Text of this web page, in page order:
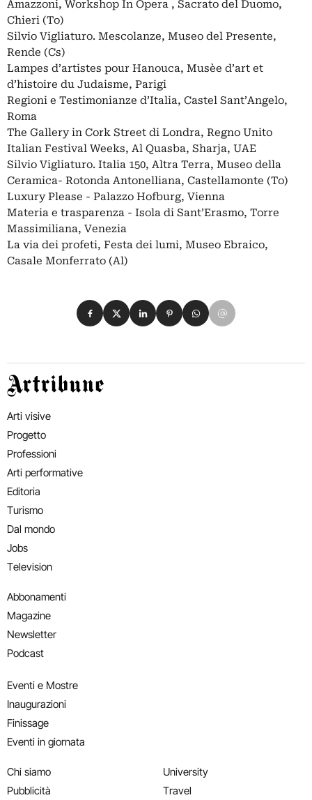
Amazzoni, Workshop In Opera , Sacrato del Duomo,
Chieri (To)
Silvio Vigliaturo. Mescolanze, Museo del Presente,
Rende (Cs)
Lampes d’artistes pour Hanouca, Musèe d’art et
d’histoire du Judaisme, Parigi
Regioni e Testimonianze d’Italia, Castel Sant’Angelo,
Roma
The Gallery in Cork Street di Londra, Regno Unito
Italian Festival Weeks, Al Quasba, Sharja, UAE
Silvio Vigliaturo. Italia 150, Altra Terra, Museo della
Ceramica- Rotonda Antonelliana, Castellamonte (To)
Luxury Please - Palazzo Hofburg, Vienna
Materia e trasparenza - Isola di Sant’Erasmo, Torre
Massimiliana, Venezia
La via dei profeti, Festa dei lumi, Museo Ebraico,
Casale Monferrato (Al)
Condividi su Facebook
Condividi su X
Condividi su LinkedIn
Condividi su Pinterest
Condividi su WhatsApp
Condividi su Email
Artribune
Arti visive
Progetto
Professioni
Arti performative
Editoria
Turismo
Dal mondo
Jobs
Television
Abbonamenti
Magazine
Newsletter
Podcast
Eventi e Mostre
Inaugurazioni
Finissage
Eventi in giornata
Chi siamo
Pubblicità
University
Travel